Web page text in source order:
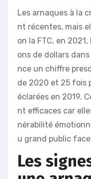
Les arnaques à la
nt récentes, mais
on la FTC, en
ons de dollars
nce un chiffre
de 2020 et 25 fois
éclarées en 2019.
nt efficaces car
nérabilité
u grand public
Les